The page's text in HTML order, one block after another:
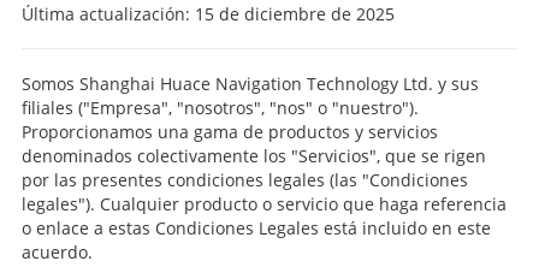
Última actualización: 15 de diciembre de 2025
Somos Shanghai Huace Navigation Technology Ltd. y sus
filiales ("Empresa", "nosotros", "nos" o "nuestro").
Proporcionamos una gama de productos y servicios
denominados colectivamente los "Servicios", que se rigen
por las presentes condiciones legales (las "Condiciones
legales"). Cualquier producto o servicio que haga referencia
o enlace a estas Condiciones Legales está incluido en este
acuerdo.